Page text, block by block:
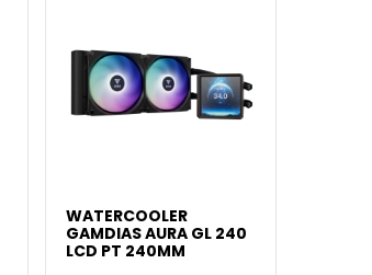
WATERCOOLER
GAMDIAS AURA GL 240
LCD PT 240MM